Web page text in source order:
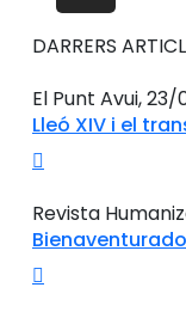
DARRERS
El Punt Avui,
Lleó XIV i el
Revista